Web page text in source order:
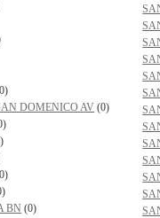
DOMENICO AV (0)
BN (0)